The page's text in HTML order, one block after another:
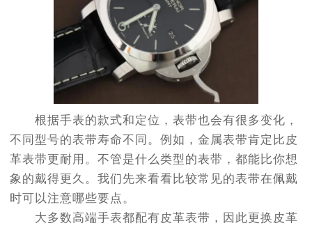
根据手表的款式和定位，表带也会有很多变化，
不同型号的表带寿命不同。例如，金属表带肯定比皮
革表带更耐用。不管是什么类型的表带，都能比你想
象的戴得更久。我们先来看看比较常见的表带在佩戴
时可以注意哪些要点。
大多数高端手表都配有皮革表带，因此更换皮革